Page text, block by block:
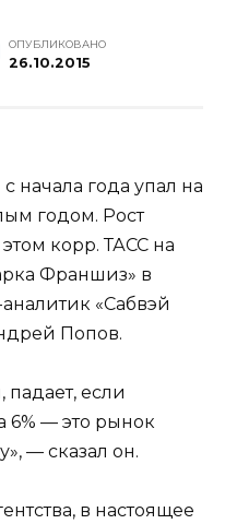
ОПУБЛИКОВАНО
26.10.2015
начала года упал на
годом. Рост
корр. ТАСС на
Франшиз» в
«Сабвэй
Попов.
падает, если
6% — это рынок
— сказал он.
в настоящее